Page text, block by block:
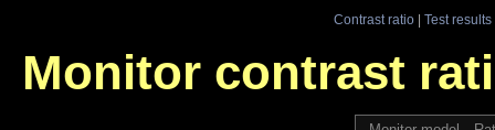
Contrast ratio| Test results
Monitor contrast